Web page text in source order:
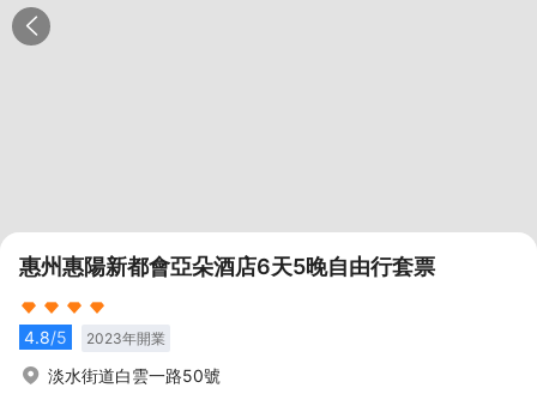
惠州惠陽新都會亞朵酒店6天5晚自由行套票
4.8/5 2023年開業
淡水街道白雲一路50號